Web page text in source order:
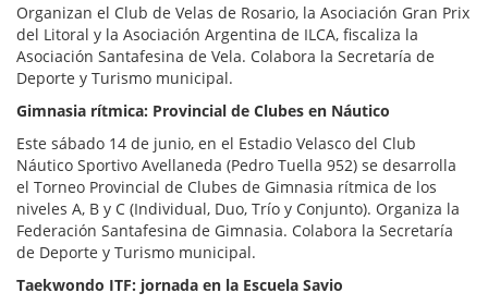
Organizan el Club de Velas de Rosario, la Asociación Gran Prix
del Litoral y la Asociación Argentina de ILCA, fiscaliza la
Asociación Santafesina de Vela. Colabora la Secretaría de
Deporte y Turismo municipal.
Gimnasia rítmica: Provincial de Clubes en Náutico
Este sábado 14 de junio, en el Estadio Velasco del Club
Náutico Sportivo Avellaneda (Pedro Tuella 952) se desarrolla
el Torneo Provincial de Clubes de Gimnasia rítmica de los
niveles A, B y C (Individual, Duo, Trío y Conjunto). Organiza la
Federación Santafesina de Gimnasia. Colabora la Secretaría
de Deporte y Turismo municipal.
Taekwondo ITF: jornada en la Escuela Savio